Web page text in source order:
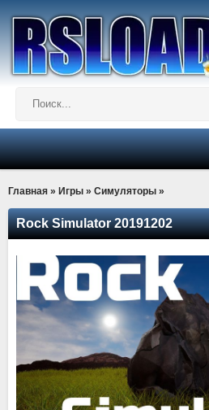
Главная » Игры » Симуляторы »
Rock Simulator 20191202